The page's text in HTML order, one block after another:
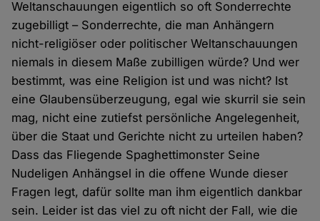
Weltanschauungen eigentlich so oft Sonderrechte
zugebilligt – Sonderrechte, die man Anhängern
nicht-religiöser oder politischer Weltanschauungen
niemals in diesem Maße zubilligen würde? Und wer
bestimmt, was eine Religion ist und was nicht? Ist
eine Glaubensüberzeugung, egal wie skurril sie sein
mag, nicht eine zutiefst persönliche Angelegenheit,
über die Staat und Gerichte nicht zu urteilen haben?
Dass das Fliegende Spaghettimonster Seine
Nudeligen Anhängsel in die offene Wunde dieser
Fragen legt, dafür sollte man ihm eigentlich dankbar
sein. Leider ist das viel zu oft nicht der Fall, wie die